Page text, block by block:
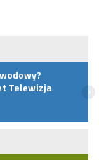
Telewizja